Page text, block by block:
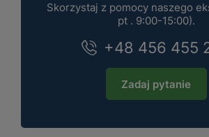
Skorzystaj z pomocy naszego
pt . 9:00-15:00).
+48 456 455
Zadaj pytanie